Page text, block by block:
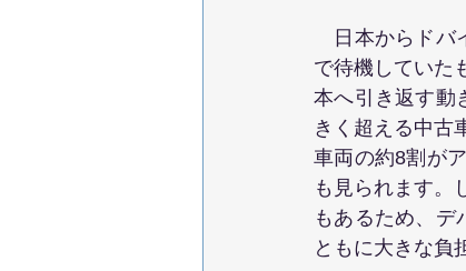
日本からドバ
で待機していた
本へ引き返す動
きく超える中古
車両の約8割が
も見られます。
もあるため、デ
ともに大きな負